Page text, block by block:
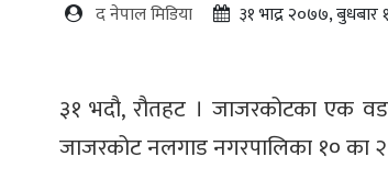
द नेपाल मिडिया ३१ भाद्र २०७७, बुधबार
३१ भदौ, रौतहट । जाजरकोटका एक
जाजरकोट नलगाड नगरपालिका १० का